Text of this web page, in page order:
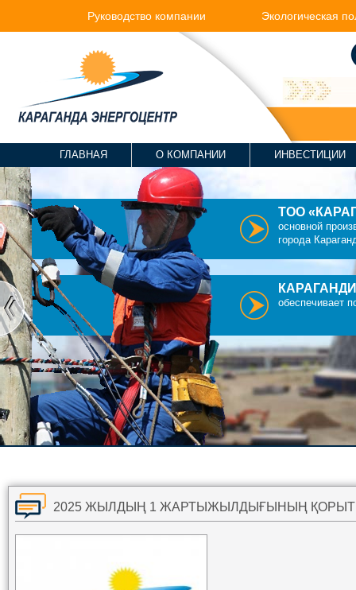
Руководство компании Экологическая
ГЛАВНАЯ О КОМПАНИИ ИНВЕСТИЦИИ
ТОО
основной
города
обеспечивает